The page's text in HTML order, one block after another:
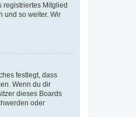
registriertes Mitglied
und so weiter. Wir
festlegt, dass
Wenn du dir
dieses Boards
oder